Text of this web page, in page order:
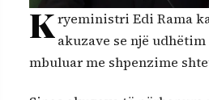
Kryeministri Edi Rama
akuzave se një
mbuluar me shpenzime